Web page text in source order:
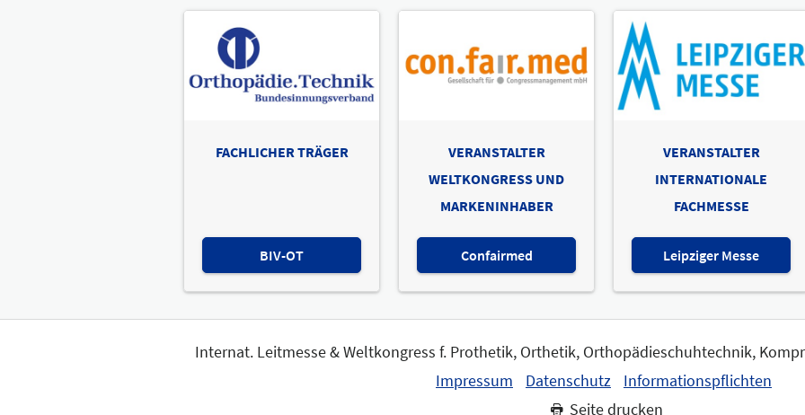
FACHLICHER TRÄGER
BIV-OT
VERANSTALTER
WELTKONGRESS UND
MARKENINHABER
Confairmed
VERANSTALTER
INTERNATIONALE
FACHMESSE
Leipziger Messe
Internat. Leitmesse & Weltkongress f. Prothetik, Orthetik, Orthopädieschuhtechnik,
Impressum
Datenschutz
Informationspflichten
Seite drucken